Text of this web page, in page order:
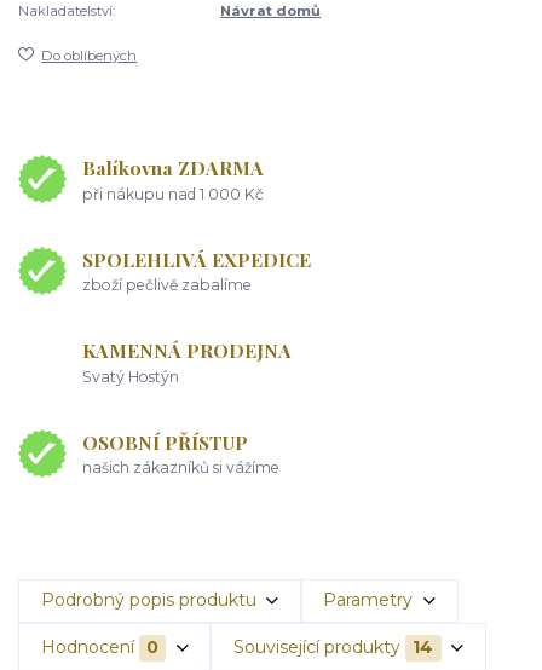
Nakladatelství:
Návrat domů
Do oblíbených
Balíkovna ZDARMA
při nákupu nad 1 000 Kč
SPOLEHLIVÁ EXPEDICE
zboží pečlivě zabalíme
KAMENNÁ PRODEJNA
Svatý Hostýn
OSOBNÍ PŘÍSTUP
našich zákazníků si vážíme
Podrobný popis produktu Parametry
Hodnocení 0 Související produkty 14